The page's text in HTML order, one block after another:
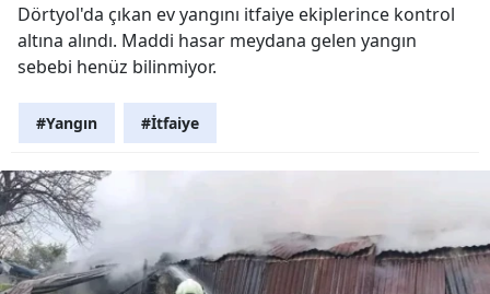
Dörtyol'da çıkan ev yangını itfaiye ekiplerince kontrol
altına alındı. Maddi hasar meydana gelen yangın
sebebi henüz bilinmiyor.
#Yangın #İtfaiye